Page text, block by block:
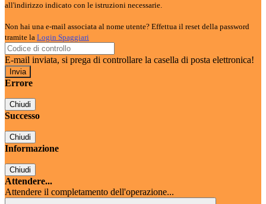
all'indirizzo indicato con le istruzioni necessarie.
Non hai una e-mail associata al nome utente? Effettua il reset della password
tramite la Login Spaggiari
E-mail inviata, si prega di controllare la casella di posta elettronica!
Errore
Chiudi
Successo
Chiudi
Informazione
Chiudi
Attendere...
Attendere il completamento dell'operazione...